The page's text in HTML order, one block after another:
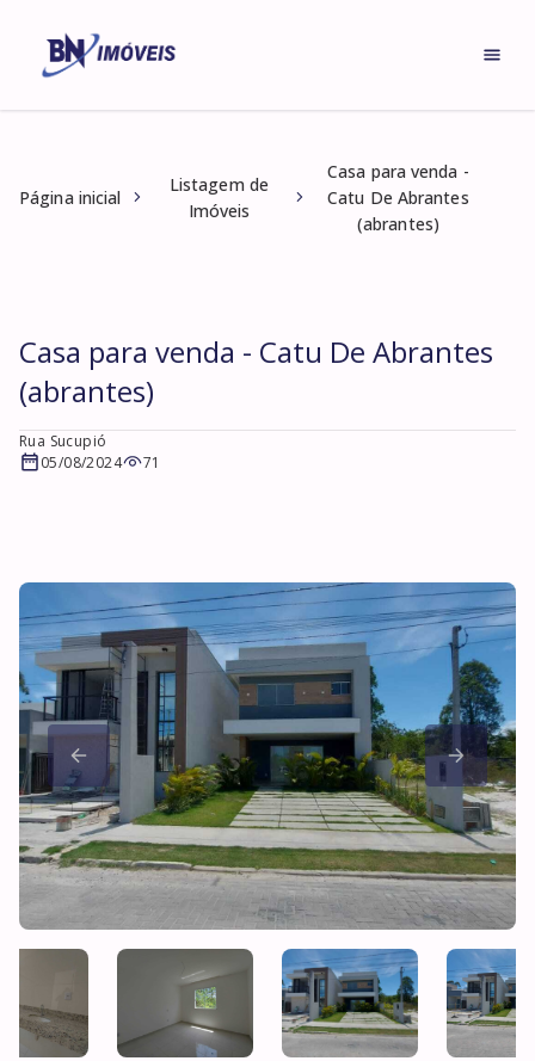
Página inicial
Listagem de
Imóveis
Casa para venda -
Catu De Abrantes
(abrantes)
Casa para venda - Catu De Abrantes
(abrantes)
Rua Sucupió
05/08/2024
71